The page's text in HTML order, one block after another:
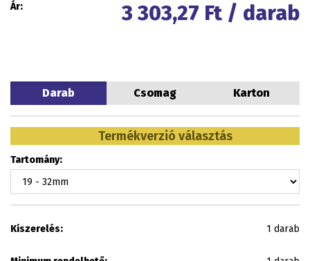
Ár: 3 303,27 Ft / darab
Darab Csomag Karton
Termékverzió választás
Tartomány:
Kiszerelés: 1 darab